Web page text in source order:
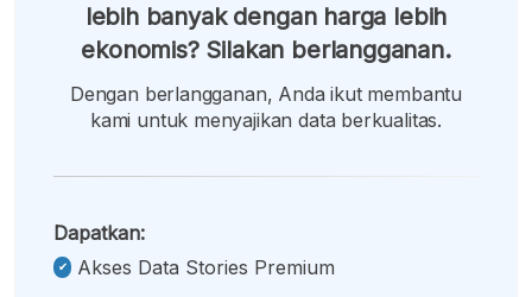
lebih banyak dengan harga lebih
ekonomis? Silakan berlangganan.
Dengan berlangganan, Anda ikut membantu
kami untuk menyajikan data berkualitas.
Dapatkan:
Akses Data Stories Premium